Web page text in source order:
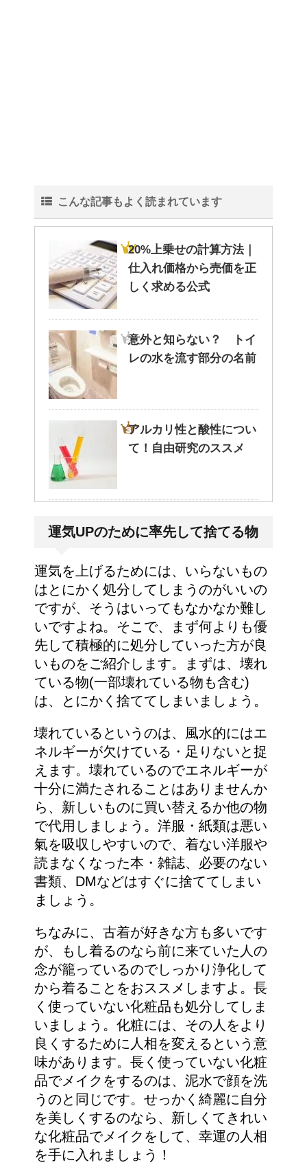
こんな記事もよく読まれています
20%上乗せの計算方法｜
仕入れ価格から売価を正
しく求める公式
意外と知らない？ トイ
レの水を流す部分の名前
アルカリ性と酸性につい
て！自由研究のススメ
成分とその効果は？！
運気UPのために率先して捨てる物
運気を上げるためには、いらないもの
はとにかく処分してしまうのがいいの
ですが、そうはいってもなかなか難し
いですよね。そこで、まず何よりも優
先して積極的に処分していった方が良
いものをご紹介します。まずは、壊れ
ている物(一部壊れている物も含む)
は、とにかく捨ててしまいましょう。
壊れているというのは、風水的にはエ
ネルギーが欠けている・足りないと捉
えます。壊れているのでエネルギーが
十分に満たされることはありませんか
ら、新しいものに買い替えるか他の物
で代用しましょう。洋服・紙類は悪い
氣を吸収しやすいので、着ない洋服や
読まなくなった本・雑誌、必要のない
書類、DMなどはすぐに捨ててしまい
ましょう。
ちなみに、古着が好きな方も多いです
が、もし着るのなら前に来ていた人の
念が籠っているのでしっかり浄化して
から着ることをおススメしますよ。長
く使っていない化粧品も処分してしま
いましょう。化粧には、その人をより
良くするために人相を変えるという意
味があります。長く使っていない化粧
品でメイクをするのは、泥水で顔を洗
うのと同じです。せっかく綺麗に自分
を美しくするのなら、新しくてきれい
な化粧品でメイクをして、幸運の人相
を手に入れましょう！